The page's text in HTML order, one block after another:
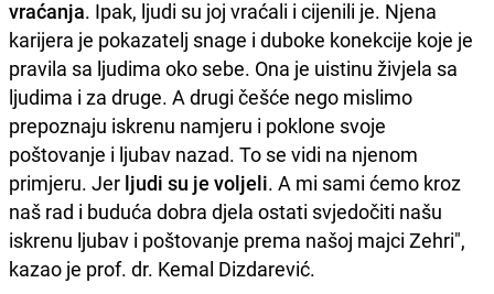
vraćanja. Ipak, ljudi su joj vraćali i cijenili je. Njena
karijera je pokazatelj snage i duboke konekcije koje je
pravila sa ljudima oko sebe. Ona je uistinu živjela sa
ljudima i za druge. A drugi češće nego mislimo
prepoznaju iskrenu namjeru i poklone svoje
poštovanje i ljubav nazad. To se vidi na njenom
primjeru. Jer ljudi su je voljeli. A mi sami ćemo kroz
naš rad i buduća dobra djela ostati svjedočiti našu
iskrenu ljubav i poštovanje prema našoj majci Zehri",
kazao je prof. dr. Kemal Dizdarević.